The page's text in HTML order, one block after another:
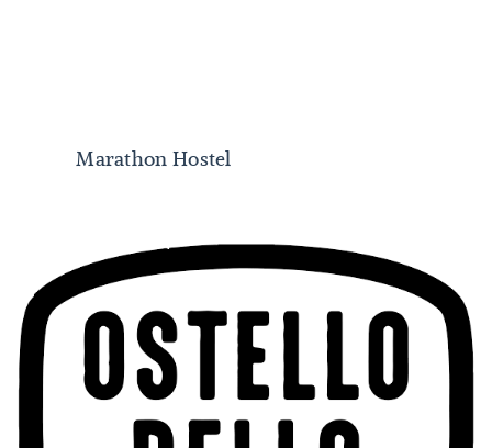
Marathon Hostel